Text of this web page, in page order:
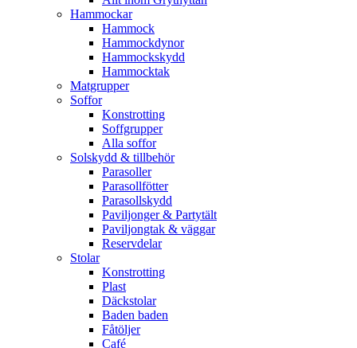
Hammockar
Hammock
Hammockdynor
Hammockskydd
Hammocktak
Matgrupper
Soffor
Konstrotting
Soffgrupper
Alla soffor
Solskydd & tillbehör
Parasoller
Parasollfötter
Parasollskydd
Paviljonger & Partytält
Paviljongtak & väggar
Reservdelar
Stolar
Konstrotting
Plast
Däckstolar
Baden baden
Fåtöljer
Café